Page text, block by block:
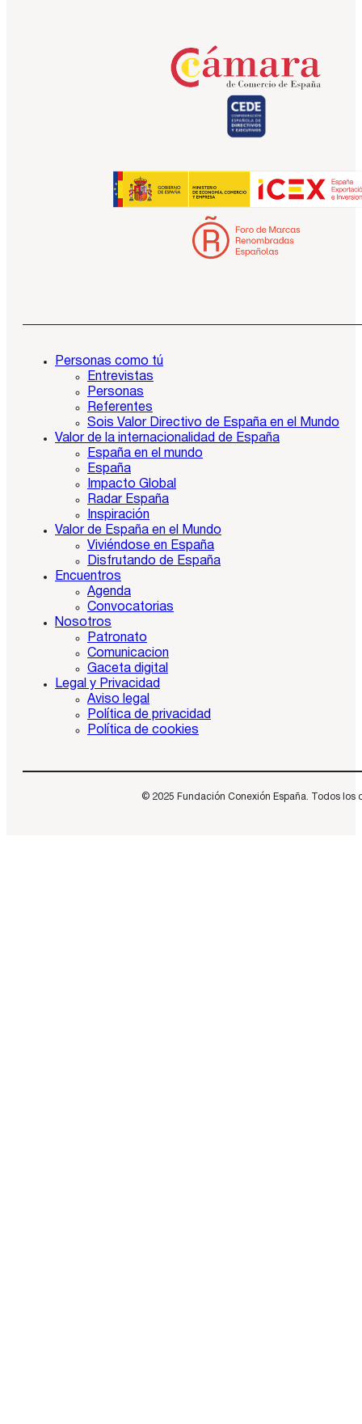
Personas como tú
Entrevistas
Personas
Referentes
Sois Valor Directivo de España en el Mundo
Valor de la internacionalidad de España
España en el mundo
España
Impacto Global
Radar España
Inspiración
Valor de España en el Mundo
Viviéndose en España
Disfrutando de España
Encuentros
Agenda
Convocatorias
Nosotros
Patronato
Comunicacion
Gaceta digital
Legal y Privacidad
Aviso legal
Política de privacidad
Política de cookies
© 2025 Fundación Conexión España. Todos los